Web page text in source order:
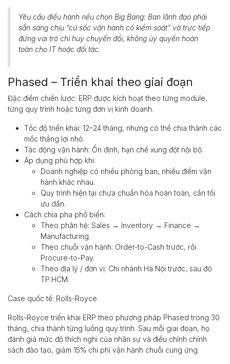
Yêu cầu điều hành nếu chọn Big Bang: Ban lãnh đạo phải
sẵn sàng chịu “cú sốc vận hành có kiểm soát” và trực tiếp
đứng vai trò chỉ huy chuyển đổi, không ủy quyền hoàn
toàn cho IT hoặc đối tác.
Phased – Triển khai theo giai đoạn
Đặc điểm chiến lược: ERP được kích hoạt theo từng module,
từng quy trình hoặc từng đơn vị kinh doanh.
Tốc độ triển khai: 12–24 tháng, nhưng có thể chia thành các
mốc thắng lợi nhỏ.
Tác động vận hành: Ổn định, hạn chế xung đột nội bộ.
Áp dụng phù hợp khi:
Doanh nghiệp có nhiều phòng ban, nhiều điểm vận
hành khác nhau.
Quy trình hiện tại chưa chuẩn hóa hoàn toàn, cần tối
ưu dần.
Cách chia pha phổ biến:
Theo phân hệ: Sales → Inventory → Finance →
Manufacturing.
Theo chuỗi vận hành: Order-to-Cash trước, rồi
Procure-to-Pay.
Theo địa lý / đơn vị: Chi nhánh Hà Nội trước, sau đó
TP.HCM.
Case quốc tế: Rolls-Royce
Rolls-Royce triển khai ERP theo phương pháp Phased trong 30
tháng, chia thành từng luồng quy trình. Sau mỗi giai đoạn, họ
đánh giá mức độ thích nghi của nhân sự và điều chỉnh chính
sách đào tạo, giảm 15% chi phí vận hành chuỗi cung ứng.